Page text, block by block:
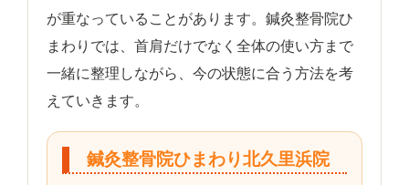
が重なっていることがあります。鍼灸整骨院ひ
まわりでは、首肩だけでなく全体の使い方まで
一緒に整理しながら、今の状態に合う方法を考
えていきます。
鍼灸整骨院ひまわり北久里浜院